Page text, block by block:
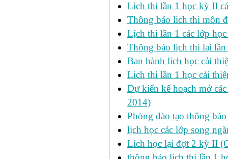
Lich thi lần 1 học kỳ II
Thông báo lich thi môn
Lịch thi lần 1 các lớp
Thông báo lịch thi lại
Ban hành lich học cải
Lich thi lần 1 học cải
Dự kiến kế hoạch mở
2014)
Phòng đào tạo thông
lịch học các lớp song
Lich học lại đợt 2 kỳ II